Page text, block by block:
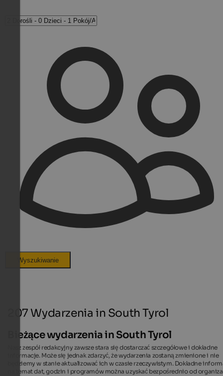
Wyszukiwanie
207 Wydarzenia in South Tyrol
Bieżące wydarzenia in South Tyrol
Nasz zespół redakcyjny zawsze stara się dostarczać szczegółowe i dokładne
informacje. Może się jednak zdarzyć, że wydarzenia zostaną zmienione i nie
będziemy w stanie aktualizować ich w czasie rzeczywistym. Dokładne
na temat dat, godzin i programów można uzyskać bezpośrednio od